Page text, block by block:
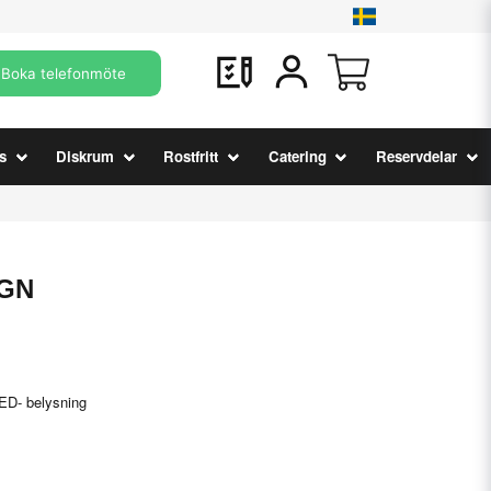
Boka telefonmöte
Diskrum Rostfritt Catering Reservdelar
belysning